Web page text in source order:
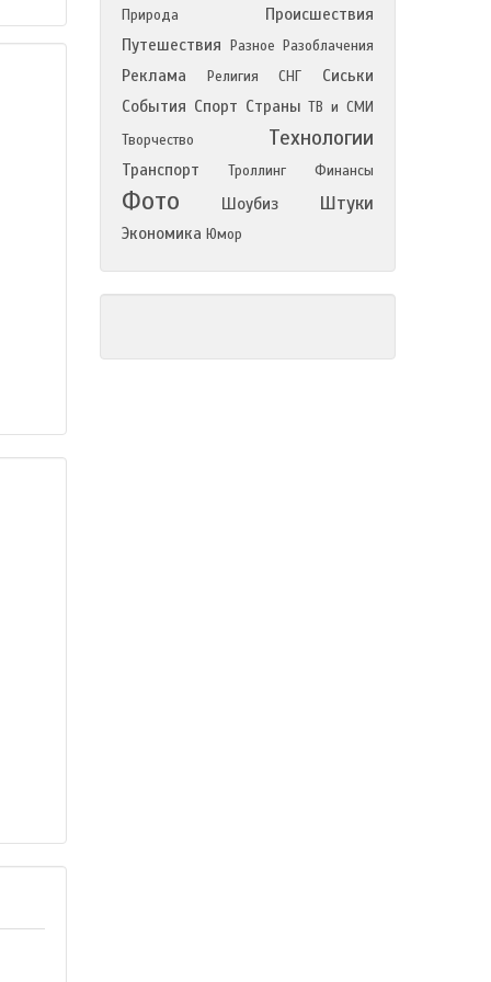
Природа
Происшествия
Путешествия
Разное Разоблачения
Реклама Религия СНГ
Сиськи
События Спорт Страны ТВ и СМИ
Творчество
Технологии
Транспорт Троллинг Финансы
Фото Шоубиз Штуки
Экономика Юмор